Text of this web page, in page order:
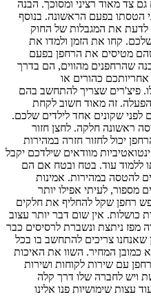
צד מאוד רציני ומסוכך. הבנה
הטסתו בפעם הראשונה. בנוסף
לדעת את המגבלות של החוק
קחו את הזמן ולמדו את
מטיסים את הרחפן בפעם
שהרחפנים מהווים, הם בדרך
לכן, זוהי אחריותכם כהורים או
פיצ'רים שצריך להתחשב בהם
הפעלה. זה מאוד חשוב לקחת
לפני שקונים אחד לילדים שלכם.
ראשונה חלקה. לחצן חזור
יכול לחזור חזרה במהירות
מוודאים שילדכם יקבל
ללמוד עוד. בטח ובטח אם הם
להטסה במהירות. אמינות
מספור, לעיתי אפילו יותר
רחפן שקל להחליף את חלקים
כושלות. אין שום דבר יותר עצוב
מפז ניתצת ונשברת לרסיסים כבר
צריכים להתחשב בו בכל
כמובן המחיר. השוו את האיכות
עם שירות לקוחות ושירות
ויש לחברה שלו דרך קלה
עצות שימושיות פנו אלינו